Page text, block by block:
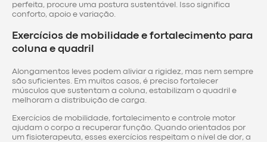
perfeita, procure uma postura sustentável. Isso significa
conforto, apoio e variação.
Exercícios de mobilidade e fortalecimento para
coluna e quadril
Alongamentos leves podem aliviar a rigidez, mas nem sempre
são suficientes. Em muitos casos, é preciso fortalecer
músculos que sustentam a coluna, estabilizam o quadril e
melhoram a distribuição de carga.
Exercícios de mobilidade, fortalecimento e controle motor
ajudam o corpo a recuperar função. Quando orientados por
um fisioterapeuta, esses exercícios respeitam o nível de dor, a